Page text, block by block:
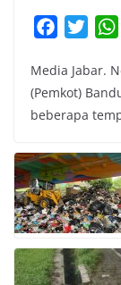
c
e
b
o
k
i
t
t
r
Media Jabar.
(Pemkot)
beberapa